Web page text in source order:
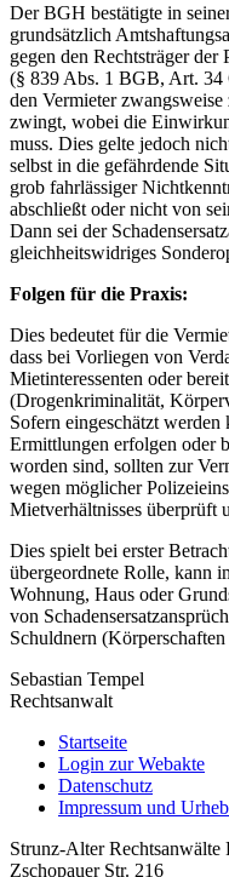
Der BGH bestätigte in
grundsätzlich
gegen den Rechtsträger der
(§ 839 Abs. 1 BGB, Art. 34
den Vermieter
zwingt, wobei die
muss. Dies gelte jedoch
selbst in die gefährdende
grob fahrlässiger
abschließt oder nicht von
Dann sei der
gleichheitswidriges
Folgen für die Praxis:
Dies bedeutet für die
dass bei Vorliegen von
Mietinteressenten oder
(Drogenkriminalität,
Sofern eingeschätzt
Ermittlungen erfolgen oder
worden sind, sollten zur
wegen möglicher
Mietverhältnisses überprüft
Dies spielt bei erster
übergeordnete Rolle, kann
Wohnung, Haus oder
von
Schuldnern
Sebastian Tempel
Rechtsanwalt
Startseite
Login zur Webakte
Datenschutz
Impressum und
Strunz-Alter Rechtsanwälte
Zschopauer Str. 216